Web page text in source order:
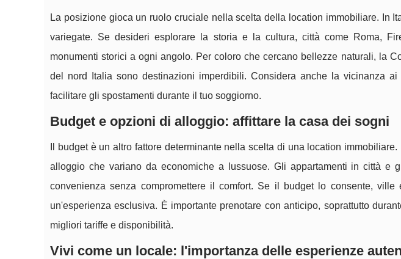
La posizione gioca un ruolo cruciale nella scelta della location immobiliare. In
variegate. Se desideri esplorare la storia e la cultura, città come Roma,
monumenti storici a ogni angolo. Per coloro che cercano bellezze naturali, la
del nord Italia sono destinazioni imperdibili. Considera anche la vicinanza
facilitare gli spostamenti durante il tuo soggiorno.
Budget e opzioni di alloggio: affittare la casa dei sogni
Il budget è un altro fattore determinante nella scelta di una location
alloggio che variano da economiche a lussuose. Gli appartamenti in città e
convenienza senza compromettere il comfort. Se il budget lo consente,
un'esperienza esclusiva. È importante prenotare con anticipo, soprattutto
migliori tariffe e disponibilità.
Vivi come un locale: l'importanza delle esperienze